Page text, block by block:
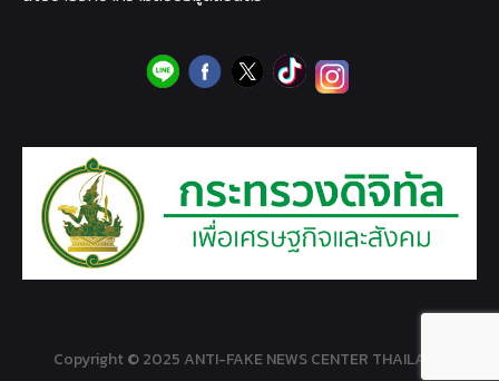
Copyright © 2025 ANTI-FAKE NEWS CENTER THAILAND